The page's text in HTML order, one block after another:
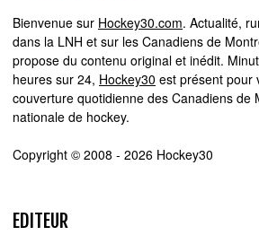
Bienvenue sur Hockey30.com. Actualité,
dans la LNH et sur les Canadiens de
propose du contenu original et inédit.
heures sur 24, Hockey30 est présent pour
couverture quotidienne des Canadiens de
nationale de hockey.
Copyright © 2008 - 2026 Hockey30
EDITEUR